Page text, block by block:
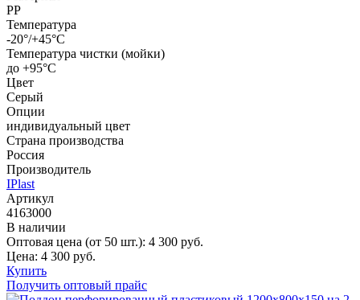
PP
Температура
-20°/+45°С
Температура чистки (мойки)
до +95°С
Цвет
Серый
Опции
индивидуальный цвет
Страна производства
Россия
Производитель
IPlast
Артикул
4163000
В наличии
Оптовая цена (от 50 шт.): 4 300 руб.
Цена: 4 300 руб.
Купить
Получить оптовый прайс